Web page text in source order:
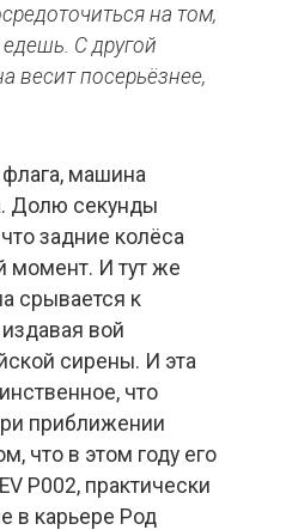
на том,
С другой
весит посерьёзнее,
машина
Долю секунды
задние колёса
момент. И тут же
срывается к
вой
сирены. И эта
что
приближении
что в этом году его
P002, практически
в карьере Род